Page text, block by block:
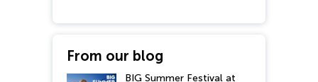
From our blog
BIG Summer Festival at